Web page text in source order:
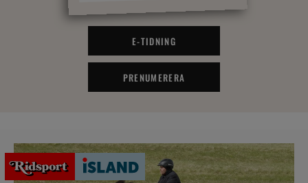
E-TIDNING
PRENUMERERA